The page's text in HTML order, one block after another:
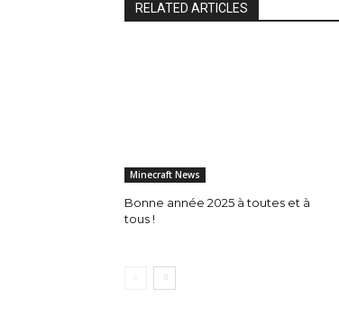
RELATED ARTICLES
Minecraft News
Bonne année 2025 à toutes et à
tous !